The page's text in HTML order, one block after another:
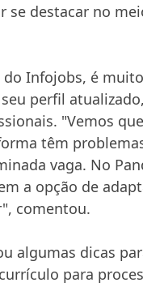
se destacar no
do Infojobs, é
perfil
"Vemos
têm
vaga. No
a opção de
comentou.
algumas dicas
para